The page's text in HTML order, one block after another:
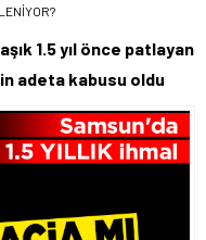
1.5 yıl önce patlayan
adeta kabusu oldu